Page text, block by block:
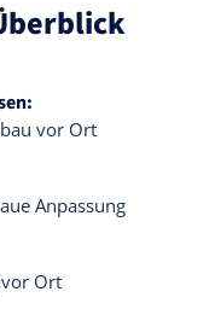
vor Ort
Anpassung
Ort